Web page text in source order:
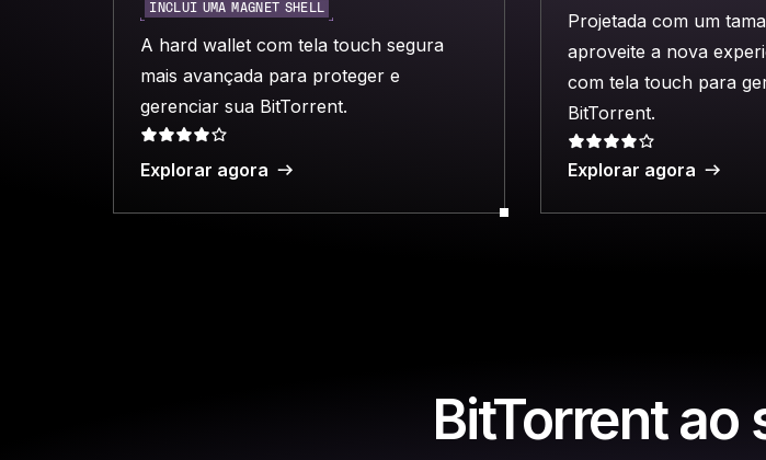
INCLUI UMA MAGNET SHELL
A hard wallet com tela touch segura
mais avançada para proteger e
gerenciar sua BitTorrent.
Explorar agora
Projetada com um
aproveite a nova
com tela touch para
BitTorrent.
Explorar agora
BitTorrent ao